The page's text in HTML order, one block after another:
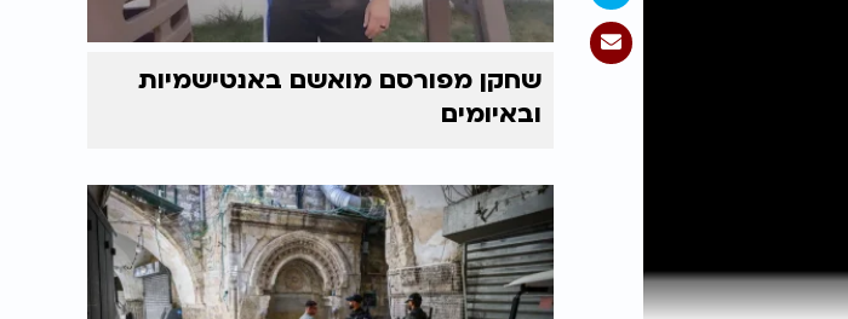
שחקן מפורסם מואשם באנטישמיות
ובאיומים